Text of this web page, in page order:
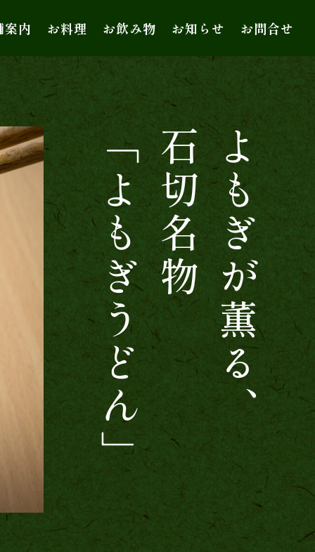
案内 お料理 お飲み物 お知らせ お問合せ
よもぎが薫る、
石切名物
「よもぎうどん」